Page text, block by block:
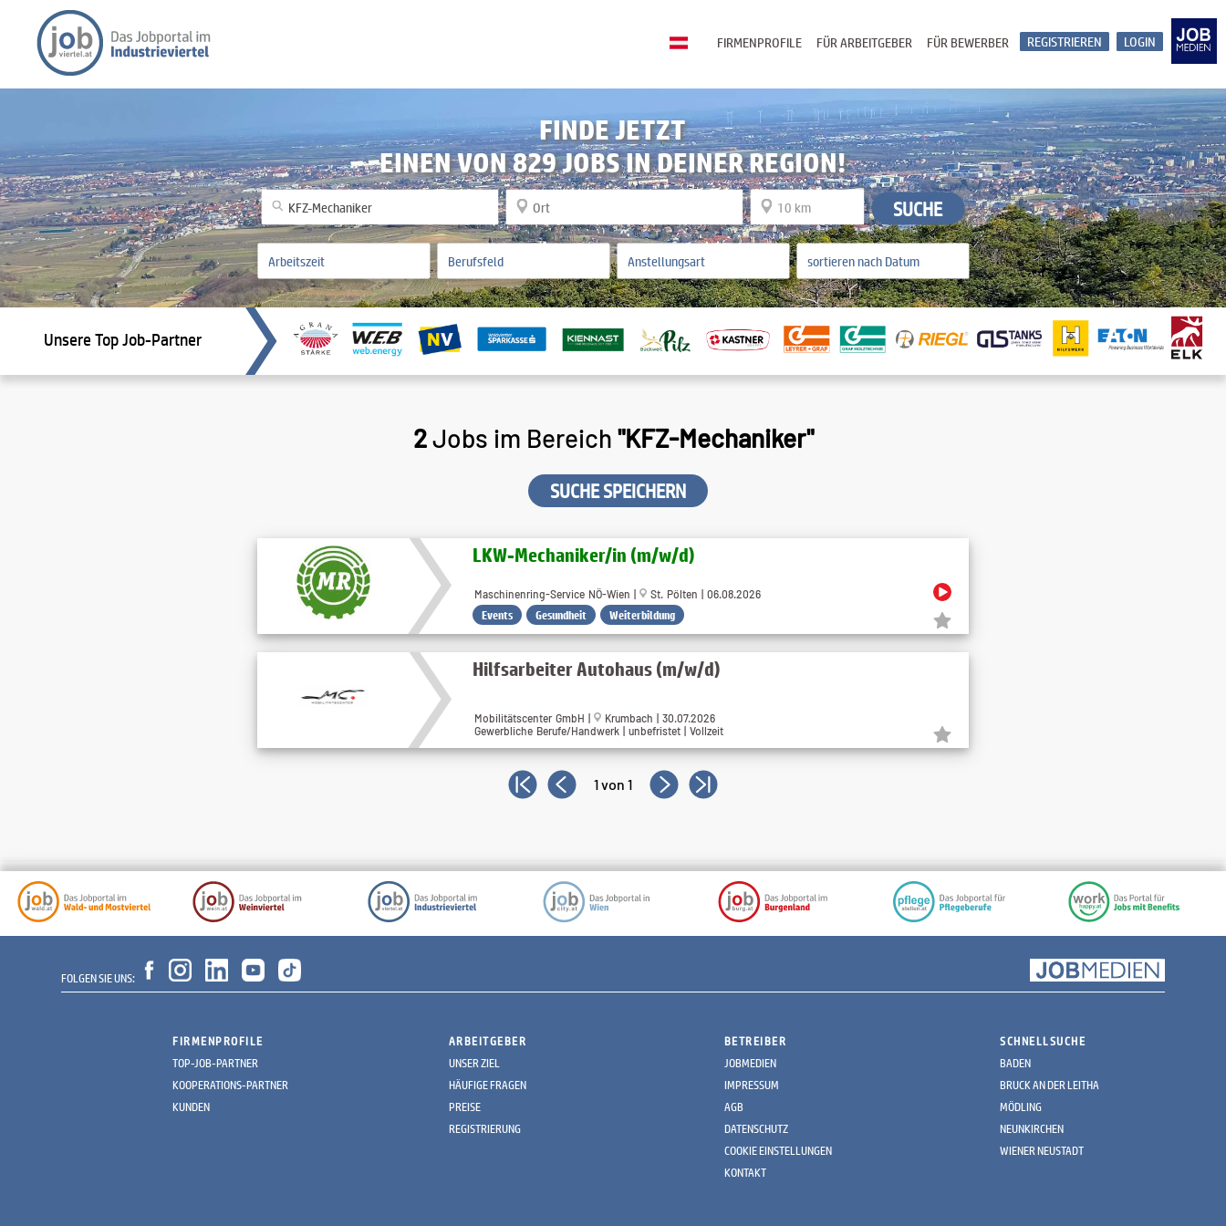
LOGIN
REGISTRIEREN
FÜR BEWERBER
FÜR ARBEITGEBER
FIRMENPROFILE
FINDE JETZT
EINEN VON 829 JOBS IN DEINER REGION!
SUCHE
Unsere Top Job-Partner
2Jobs im Bereich "KFZ-Mechaniker"
SUCHE SPEICHERN
LKW-Mechaniker​/in (m​/w​/d)
Maschinenring-Service NÖ-Wien | St. Pölten | 06.08.2026
Events Gesundheit Weiterbildung
Hilfsarbeiter Autohaus (m/w/d)
Mobilitätscenter GmbH |
Krumbach | 30.07.2026
Gewerbliche Berufe/Handwerk | unbefristet | Vollzeit
1 von 1
FOLGEN SIE UNS:
FIRMENPROFILE
TOP-JOB-PARTNER
KOOPERATIONS-PARTNER
KUNDEN
ARBEITGEBER
UNSER ZIEL
HÄUFIGE FRAGEN
PREISE
REGISTRIERUNG
BETREIBER
JOBMEDIEN
IMPRESSUM
AGB
DATENSCHUTZ
COOKIE EINSTELLUNGEN
KONTAKT
SCHNELLSUCHE
BADEN
BRUCK AN DER LEITHA
MÖDLING
NEUNKIRCHEN
WIENER NEUSTADT